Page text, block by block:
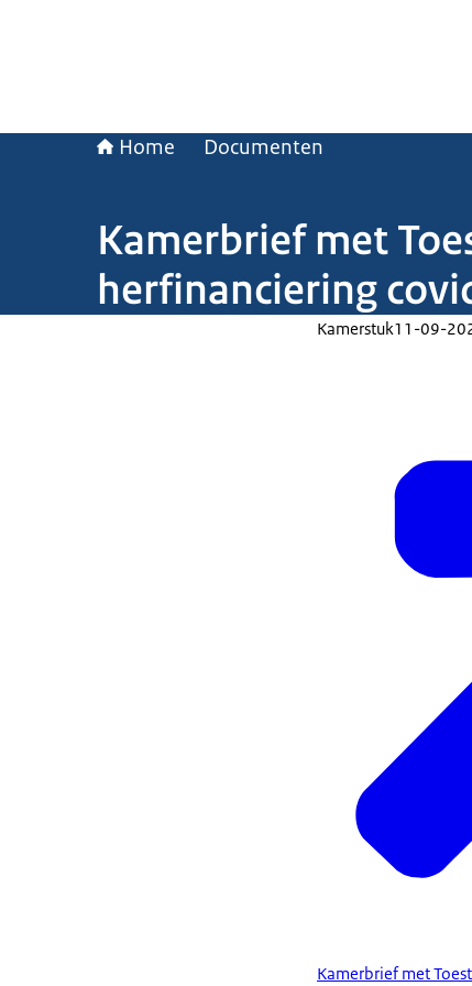
Home Documenten
Kamerbrief met
herfinanciering
Kamerstuk11-09-
Kamerbrief met